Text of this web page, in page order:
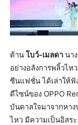
ด้าน โบว์-เมลดา นา
อย่างอลังการพลิ้วไ
ซีนแฟชั่น ได้เล่าให้ฟั
ดีไซน์ของ OPPO
บันดาลใจมาจากหา
ไหว มีความเป็นอิสร